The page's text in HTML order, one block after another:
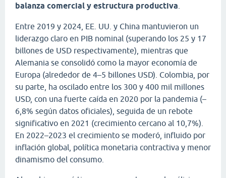
balanza comercial y estructura productiva
Entre 2019 y 2024, EE. UU. y China mantuvieron un
liderazgo claro en PIB nominal (superando los 25 y 17
billones de USD respectivamente), mientras que
Alemania se consolidó como la mayor economía de
Europa (alrededor de 4–5 billones USD). Colombia, por
su parte, ha oscilado entre los 300 y 400 mil millones
USD, con una fuerte caída en 2020 por la pandemia (–
6,8% según datos oficiales), seguida de un rebote
significativo en 2021 (crecimiento cercano al 10,7%).
En 2022–2023 el crecimiento se moderó, influido por
inflación global, política monetaria contractiva y menor
dinamismo del consumo.